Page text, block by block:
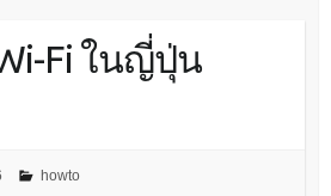
Fi ในญี่ปุ่น
howto